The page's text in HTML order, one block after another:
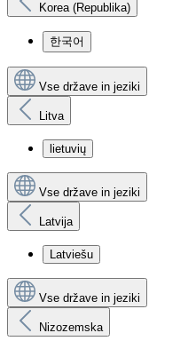
Korea (Republika)
한국어
Vse države in jeziki
Litva
lietuvių
Vse države in jeziki
Latvija
Latviešu
Vse države in jeziki
Nizozemska